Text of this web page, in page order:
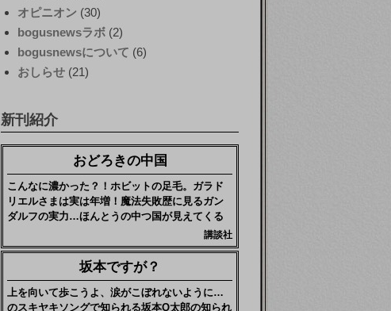
オピニオン (30)
bogusnewsラボ (2)
bogusnewsについて (6)
おしらせ (21)
新刊紹介
おどろきの中国
こんなに濃かった？！ホビットの足毛。ガラド
リエルさまは実は年増！魔法失敗歴に見るガン
ダルフの実力…ほんとうの中つ国が見えてくる
講談社
坂本ですが？
上を向いて歩こうよ、涙がこぼれないように…
のスキヤキソングで知られる坂本Q太郎の知られ